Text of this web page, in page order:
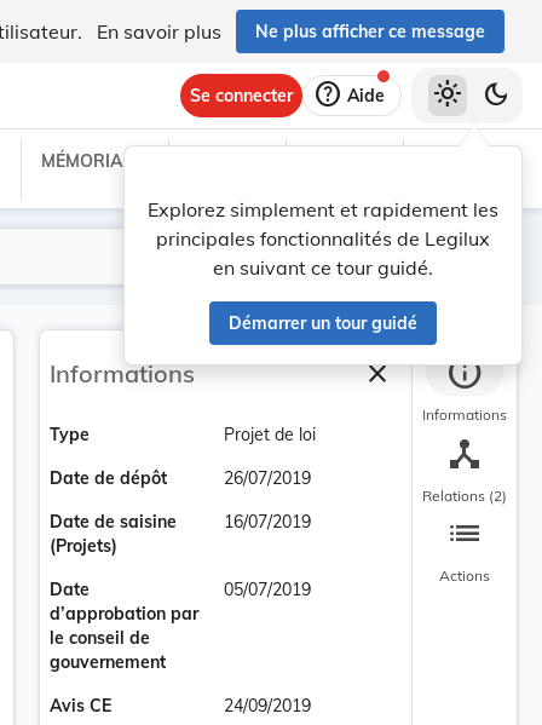
En savoir plus Ne plus afficher ce message
Se connecter help Aide
Explorez simplement et rapidement les
principales fonctionnalités de Legilux
en suivant ce tour guidé.
Démarrer un tour guidé
light_mode dark_mode
MÉMORIAL C
Lancer la recherche
Filtres
Informations closeFermer la barre
Type
Projet de loi
Date de dépôt
26/07/2019
Date de saisine
(Projets)
16/07/2019
Date
d’approbation par
le conseil de
gouvernement
05/07/2019
Avis CE
24/09/2019
info
Informations
device_hub
Relations (2)
list
Actions